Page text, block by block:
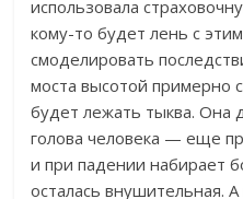
использовала
кому-то будет лень с
смоделировать
моста высотой примерно
будет лежать тыква. Она
голова человека — еще
и при падении набирает
осталась внушительная.